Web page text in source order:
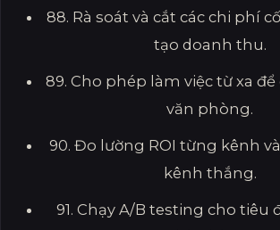
88. Rà soát và cắt các chi phí
tạo doanh thu.
89. Cho phép làm việc từ xa
văn phòng.
90. Đo lường ROI từng kênh
kênh thắng.
91. Chạy A/B testing cho tiêu